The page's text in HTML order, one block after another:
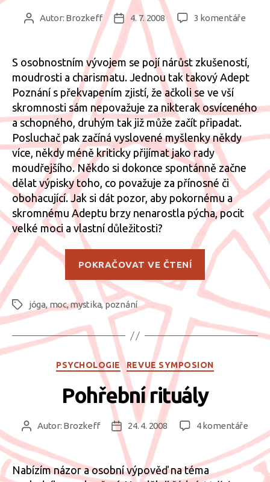
AutorAutor: Brozkeff
Datum
příspěvku
4. 7. 2008 3 komentářeu
nebo
S osobnostním vývojem se pojí nárůst zkušeností,
moudrosti a charismatu. Jednou tak takový Adept
Poznání s překvapením zjistí, že ačkoli se ve vší
skromnosti sám nepovažuje za nikterak osvíceného
a schopného, druhým tak již může začít připadat.
Posluchač pak začíná vyslovené myšlenky někdy
více, někdy méně kriticky přijímat jako rady
moudřejšího. Někdo si dokonce spontánně začne
dělat výpisky toho, co považuje za přínosné či
obohacující. Jak si dát pozor, aby pokornému a
skromnému Adeptu brzy nenarostla pýcha, pocit
velké moci a vlastní důležitosti?
POKRAČOVAT VE ČTENÍ
„Tyranem
nebo
Štítkyjóga, moc,mystika,poznání
Rubriky
PSYCHOLOGIE REVUE SYMPOSION
Pohřební rituály
AutorAutor: Brozkeff
Datum
příspěvku
24. 4. 2008 4 komentářeu
textu
Nabízím názor a osobní výpověď na téma